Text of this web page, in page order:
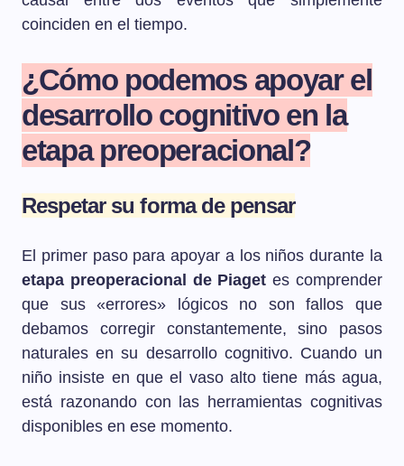
coinciden en el tiempo.
¿Cómo podemos apoyar el
desarrollo cognitivo en la
etapa preoperacional?
Respetar su forma de pensar
El primer paso para apoyar a los niños durante la
etapa preoperacional de Piaget es comprender
que sus «errores» lógicos no son fallos que
debamos corregir constantemente, sino pasos
naturales en su desarrollo cognitivo. Cuando un
niño insiste en que el vaso alto tiene más agua,
está razonando con las herramientas cognitivas
disponibles en ese momento.